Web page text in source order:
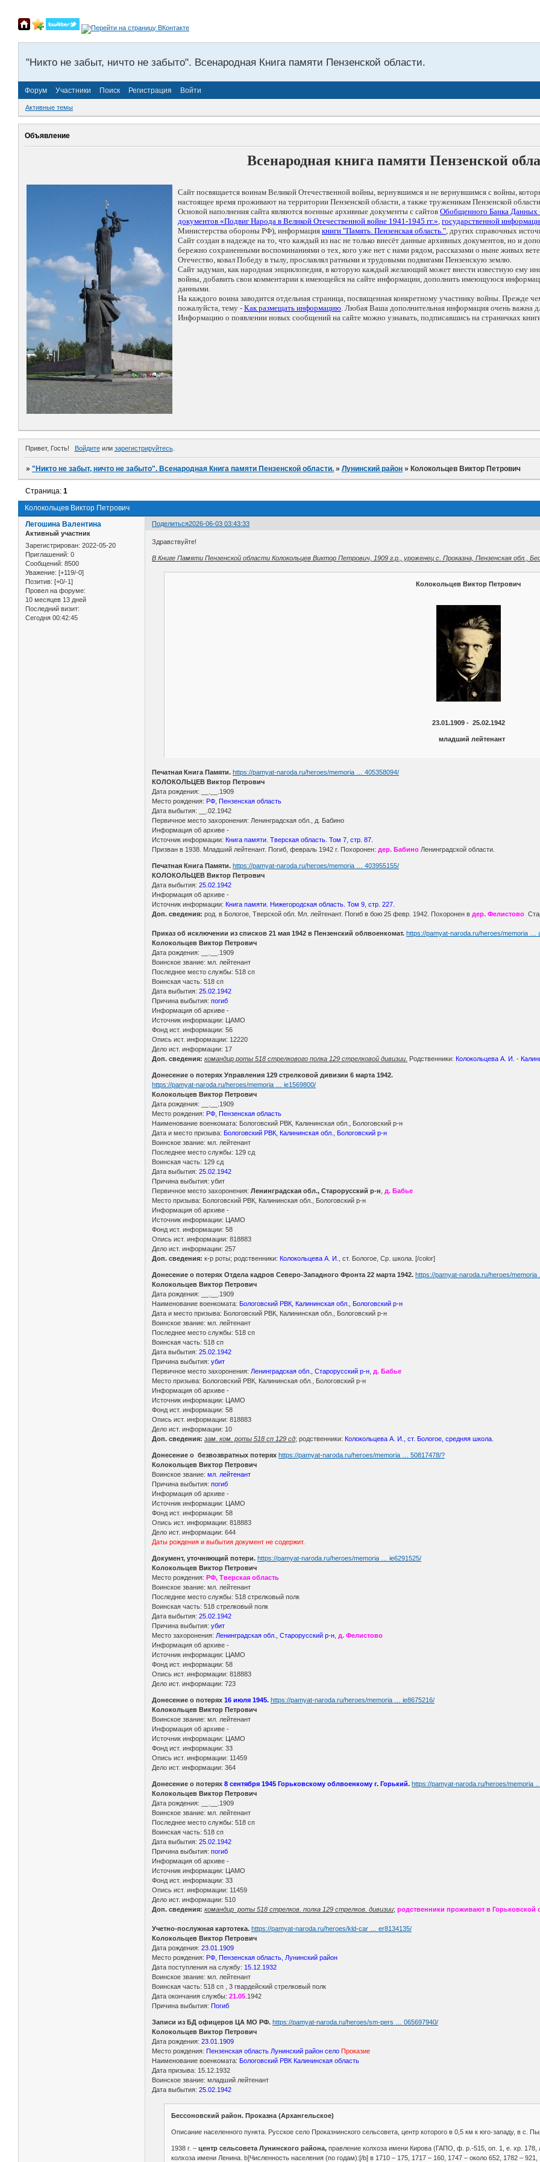
"Никто не забыт, ничто не забыто". Всенародная Книга памяти Пензенской области.
Форум Участники Поиск Регистрация Войти
Активные темы
Объявление
Всенародная книга памяти Пензенской
Сайт посвящается воинам Великой Отечественной войны, вернувшимся и не вернувшимся с войны,
настоящее время проживают на территории Пензенской области, а также труженикам Пензенской
Основой наполнения сайта являются военные архивные документы с сайтов Обобщенного Банка
документов «Подвиг Народа в Великой Отечественной войне 1941-1945 гг.», государственной
Министерства обороны РФ), информация книги "Память. Пензенская область.", других справочных
Сайт создан в надежде на то, что каждый из нас не только внесёт данные архивных документов, но и
бережно сохраненными воспоминаниями о тех, кого уже нет с нами рядом, рассказами о ныне живых
Отечество, ковал Победу в тылу, прославлял ратными и трудовыми подвигами Пензенскую землю.
Сайт задуман, как народная энциклопедия, в которую каждый желающий может внести известную ему
войны, добавить свои комментарии к имеющейся на сайте информации, дополнить имеющуюся
данными.
На каждого воина заводится отдельная страница, посвященная конкретному участнику войны. Прежде
пожалуйста, тему - Как размещать информацию. Любая Ваша дополнительная информация очень важна
Информацию о появлении новых сообщений на сайте можно узнавать, подписавшись на страничках
Привет, Гость! Войдитеили зарегистрируйтесь.
»"Никто не забыт, ничто не забыто". Всенародная Книга памяти Пензенской области. »Лунинский район » Колокольцев Виктор Петрович
Колокольцев Виктор Петрович
Страница:1
Поделиться2026-06-03 03:43:33
Легошина Валентина
Активный участник
Зарегистрирован: 2022-05-20
Приглашений: 0
Сообщений: 8500
Уважение: [+119/-0]
Позитив: [+0/-1]
Провел на форуме:
10 месяцев 13 дней
Последний визит:
Сегодня 00:42:45
Здравствуйте!
В Книге Памяти Пензенской области Колокольцев Виктор Петрович, 1909 г.р., уроженец с. Проказна, Пензенская обл.,
Колокольцев Виктор Петрович
23.01.1909 - 25.02.1942
младший лейтенант
Печатная Книга Памяти. https://pamyat-naroda.ru/heroes/memoria … 405358094/
КОЛОКОЛЬЦЕВ Виктор Петрович
Дата рождения: __.__.1909
Место рождения: РФ, Пензенская область
Дата выбытия: __.02.1942
Первичное место захоронения: Ленинградская обл., д. Бабино
Информация об архиве -
Источник информации: Книга памяти. Тверская область. Том 7, стр. 87.
Призван в 1938. Младший лейтенант. Погиб, февраль 1942 г. Похоронен: дер. Бабино Ленинградской области.
Печатная Книга Памяти. https://pamyat-naroda.ru/heroes/memoria … 403955155/
КОЛОКОЛЬЦЕВ Виктор Петрович
Дата выбытия:25.02.1942
Информация об архиве -
Источник информации: Книга памяти. Нижегородская область. Том 9, стр. 227.
Доп. сведения: род. в Бологое, Тверской обл. Мл. лейтенант. Погиб в бою 25 февр. 1942. Похоронен в дер. Фелистово
Приказ об исключении из списков 21 мая 1942 в Пензенский облвоенкомат. https://pamyat-naroda.ru/heroes/memoria …
Колокольцев Виктор Петрович
Дата рождения: __.__.1909
Воинское звание: мл. лейтенант
Последнее место службы: 518 сп
Воинская часть: 518 сп
Дата выбытия:25.02.1942
Причина выбытия: погиб
Информация об архиве -
Источник информации: ЦАМО
Фонд ист. информации: 56
Опись ист. информации: 12220
Дело ист. информации: 17
Доп. сведения: командир роты 518 стрелкового полка 129 стрелковой дивизии. Родственники: Колокольцева А. И. -
Донесение о потерях Управления 129 стрелковой дивизии 6 марта 1942.
https://pamyat-naroda.ru/heroes/memoria … ie1569800/
Колокольцев Виктор Петрович
Дата рождения: __.__.1909
Место рождения: РФ, Пензенская область
Наименование военкомата: Бологовский РВК, Калининская обл., Бологовский р-н
Дата и место призыва: Бологовский РВК, Калининская обл., Бологовский р-н
Воинское звание: мл. лейтенант
Последнее место службы: 129 сд
Воинская часть: 129 сд
Дата выбытия:25.02.1942
Причина выбытия: убит
Первичное место захоронения:Ленинградская обл., Старорусский р-н
д. Бабье
Место призыва: Бологовский РВК, Калининская обл., Бологовский р-н
Информация об архиве -
Источник информации: ЦАМО
Фонд ист. информации: 58
Опись ист. информации: 818883
Дело ист. информации: 257
Доп. сведения: к-р роты; родственники: Колокольцева А. И. , ст. Бологое, Ср. школа. [/color]
Донесение о потерях Отдела кадров Северо-Западного Фронта 22 марта 1942. https://pamyat-naroda.ru/heroes/
Колокольцев Виктор Петрович
Дата рождения: __.__.1909
Наименование военкомата: Бологовский РВК, Калининская обл., Бологовский р-н
Дата и место призыва: Бологовский РВК, Калининская обл., Бологовский р-н
Воинское звание: мл. лейтенант
Последнее место службы: 518 сп
Воинская часть: 518 сп
Дата выбытия:25.02.1942
Причина выбытия: убит
Первичное место захоронения: Ленинградская обл., Старорусский р-н д. Бабье
Место призыва: Бологовский РВК, Калининская обл., Бологовский р-н
Информация об архиве -
Источник информации: ЦАМО
Фонд ист. информации: 58
Опись ист. информации: 818883
Дело ист. информации: 10
Доп. сведения: зам. ком. роты 518 сп 129 сд; родственники: Колокольцева А. И., ст. Бологое, средняя школа.
Донесение о безвозвратных потерях https://pamyat-naroda.ru/heroes/memoria … 50817478/?
Колокольцев Виктор Петрович
Воинское звание:мл. лейтенант
Причина выбытия:погиб
Информация об архиве -
Источник информации: ЦАМО
Фонд ист. информации: 58
Опись ист. информации: 818883
Дело ист. информации: 644
Даты рождения и выбытия документ не содержит.
Документ, уточняющий потери. https://pamyat-naroda.ru/heroes/memoria … ie6291525/
Колокольцев Виктор Петрович
Место рождения:РФ, Тверская область
Воинское звание: мл. лейтенант
Последнее место службы: 518 стрелковый полк
Воинская часть: 518 стрелковый полк
Дата выбытия: 25.02.1942
Причина выбытия:убит
Место захоронения: Ленинградская обл., Старорусский р-н д. Фелистово
Информация об архиве -
Источник информации: ЦАМО
Фонд ист. информации: 58
Опись ист. информации: 818883
Дело ист. информации: 723
Донесение о потерях16 июля 1945. https://pamyat-naroda.ru/heroes/memoria … ie8675216/
Колокольцев Виктор Петрович
Воинское звание: мл. лейтенант
Информация об архиве -
Источник информации: ЦАМО
Фонд ист. информации: 33
Опись ист. информации: 11459
Дело ист. информации: 364
Донесение о потерях8 сентября 1945 Горьковскому облвоенкому г. Горький. https://pamyat-naroda.ru/heroes/memoria
Колокольцев Виктор Петрович
Дата рождения: __.__.1909
Воинское звание: мл. лейтенант
Последнее место службы: 518 сп
Воинская часть: 518 сп
Дата выбытия:25.02.1942
Причина выбытия:погиб
Информация об архиве -
Источник информации: ЦАМО
Фонд ист. информации: 33
Опись ист. информации: 11459
Дело ист. информации: 510
Доп. сведения: командир роты 518 стрелков. полка 129 стрелков. дивизии;родственники проживают в Горьковской
Учетно-послужная картотека. https://pamyat-naroda.ru/heroes/kld-car … er8134135/
Колокольцев Виктор Петрович
Дата рождения: 23.01.1909
Место рождения: РФ, Пензенская область, Лунинский район
Дата поступления на службу: 15.12.1932
Воинское звание: мл. лейтенант
Воинская часть: 518 сп , 3 гвардейский стрелковый полк
Дата окончания службы: 21.05 .1942
Причина выбытия:Погиб
Записи из БД офицеров ЦА МО РФ. https://pamyat-naroda.ru/heroes/sm-pers … 065697940/
Колокольцев Виктор Петрович
Дата рождения:23.01.1909
Место рождения:Пензенская область Лунинский район село Проказие
Наименование военкомата: Бологовский РВК Калининская область
Дата призыва: 15.12.1932
Воинское звание: младший лейтенант
Дата выбытия:25.02.1942
Бессоновский район. Проказна (Архангельское)
Описание населенного пункта. Русское село Проказнинского сельсовета, центр которого в 0,5 км к юго-западу, в с.
1938 г. – центр сельсовета Лунинского района,правление колхоза имени Кирова (ГАПО, ф. р.-515, оп. 1, е. хр. 178,
колхоза имени Ленина. b]Численность населения (по годам):[/b] в 1710 – 175, 1717 – 160, 1747 – около 652, 1782 –